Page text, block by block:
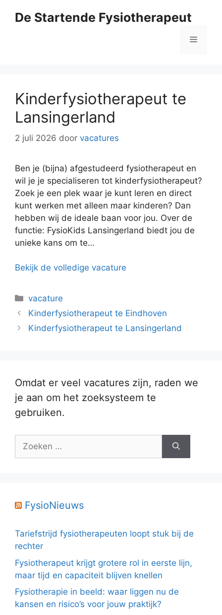
De Startende Fysiotherapeut
Menu
Kinderfysiotherapeut te
Lansingerland
2 juli 2026 door vacatures
Ben je (bijna) afgestudeerd fysiotherapeut en
wil je je specialiseren tot kinderfysiotherapeut?
Zoek je een plek waar je kunt leren en direct
kunt werken met alleen maar kinderen? Dan
hebben wij de ideale baan voor jou. Over de
functie: FysioKids Lansingerland biedt jou de
unieke kans om te…
Bekijk de volledige vacature
Categorieën
vacature
Kinderfysiotherapeut te Eindhoven
Kinderfysiotherapeut te Lansingerland
Omdat er veel vacatures zijn, raden we
je aan om het zoeksysteem te
gebruiken.
Zoek
FysioNieuws
Tariefstrijd fysiotherapeuten loopt stuk bij de
rechter
Fysiotherapeut krijgt grotere rol in eerste lijn,
maar tijd en capaciteit blijven knellen
Fysiotherapie in beeld: waar liggen nu de
kansen en risico’s voor jouw praktijk?